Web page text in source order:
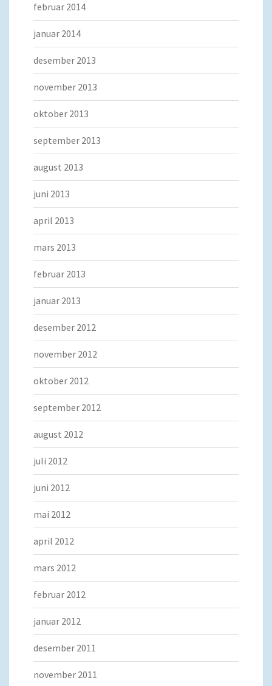
februar 2014
januar 2014
desember 2013
november 2013
oktober 2013
september 2013
august 2013
juni 2013
april 2013
mars 2013
februar 2013
januar 2013
desember 2012
november 2012
oktober 2012
september 2012
august 2012
juli 2012
juni 2012
mai 2012
april 2012
mars 2012
februar 2012
januar 2012
desember 2011
november 2011